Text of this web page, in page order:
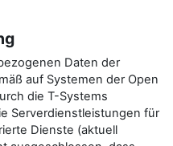
Daten der
auf Systemen der Open
die T-Systems
Serverdienstleistungen für
Dienste (aktuell